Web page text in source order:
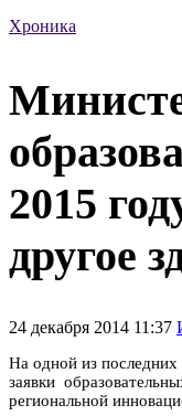
Хроника
2015
другое
24 декабря 2014 11:37
На одной из последних
заявки
региональной